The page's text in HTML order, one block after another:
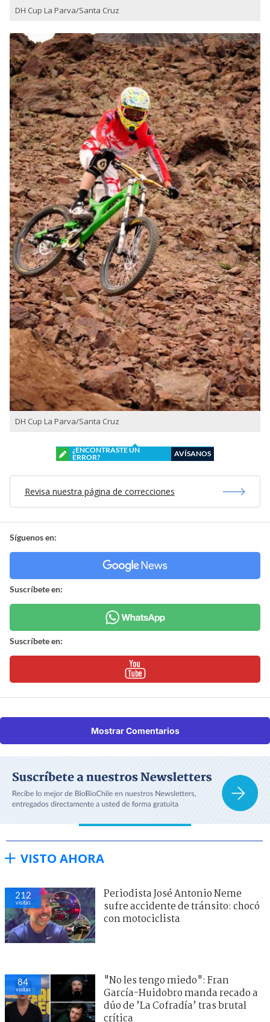
DH Cup La Parva/Santa Cruz
DH Cup La Parva/Santa Cruz
¿ENCONTRASTE UN
ERROR?
AVÍSANOS
Revisa nuestra página de correcciones
Síguenos en:
Suscríbete en:
Suscríbete en:
Mostrar Comentarios
VISTO AHORA
212
visitas
Periodista José Antonio Neme
sufre accidente de tránsito: chocó
con motociclista
84
visitas
"No les tengo miedo": Fran
García-Huidobro manda recado a
dúo de ’La Cofradía’ tras brutal
crítica